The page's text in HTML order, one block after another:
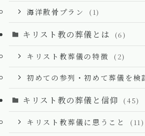
海洋散骨プラン (1)
キリスト教の葬儀とは (6)
キリスト教葬儀の特徴 (2)
初めての参列・初めて葬儀を検
キリスト教の葬儀と信仰 (45)
キリスト教葬儀に思うこと (11)